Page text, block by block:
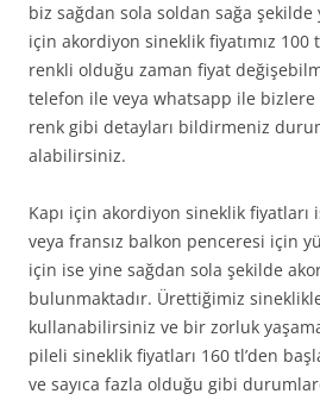
biz sağdan sola soldan sağa şekilde
için akordiyon sineklik fiyatımız 100
renkli olduğu zaman fiyat
telefon ile veya whatsapp ile bizlere
renk gibi detayları bildirmeniz
alabilirsiniz.
Kapı için akordiyon sineklik fiyatları
veya fransız balkon penceresi için
için ise yine sağdan sola şekilde
bulunmaktadır. Ürettiğimiz
kullanabilirsiniz ve bir zorluk
pileli sineklik fiyatları 160 tl’den
ve sayıca fazla olduğu gibi